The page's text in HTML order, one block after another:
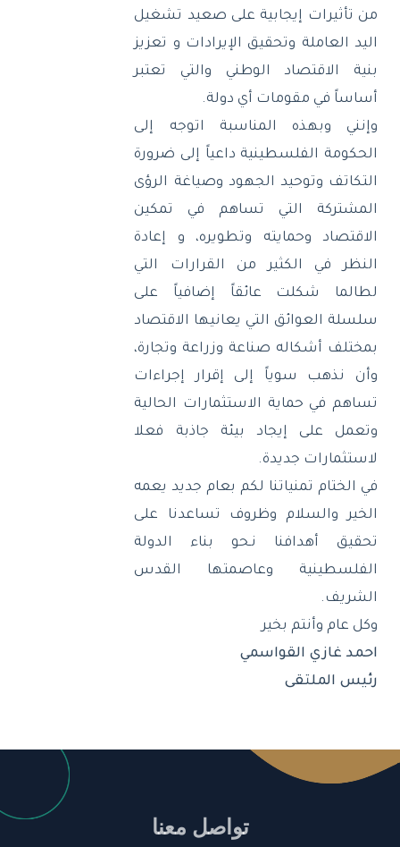
من تأثيرات إيجابية على صعيد تشغيل
اليد العاملة وتحقيق الإيرادات و تعزيز
بنية الاقتصاد الوطني والتي تعتبر
أساساً في مقومات أي دولة.
وإنني وبهذه المناسبة اتوجه إلى
الحكومة الفلسطينية داعياً إلى ضرورة
التكاتف وتوحيد الجهود وصياغة الرؤى
المشتركة التي تساهم في تمكين
الاقتصاد وحمايته وتطويره، و إعادة
النظر في الكثير من القرارات التي
لطالما شكلت عائقاً إضافياً على
سلسلة العوائق التي يعانيها الاقتصاد
بمختلف أشكاله صناعة وزراعة وتجارة،
وأن نذهب سوياً إلى إقرار إجراءات
تساهم في حماية الاستثمارات الحالية
وتعمل على إيجاد بيئة جاذبة فعلا
لاستثمارات جديدة.
في الختام تمنياتنا لكم بعام جديد يعمه
الخير والسلام وظروف تساعدنا على
تحقيق أهدافنا نـحو بناء الدولة
الفلسطينية وعاصمتها القدس
الشريف.
وكل عام وأنتم بخير
احمد غازي القواسمي
رئيس الملتقى
تواصل معنا